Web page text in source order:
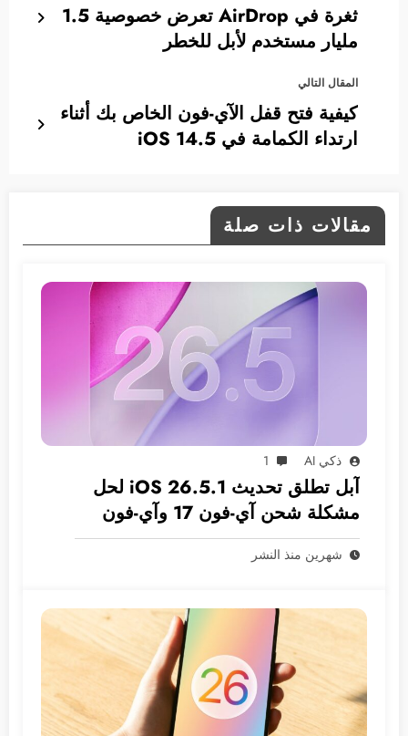
ثغرة في AirDrop تعرض خصوصية 1.5
مليار مستخدم لأبل للخطر
المقال التالي
كيفية فتح قفل الآي-فون الخاص بك أثناء
ارتداء الكمامة في iOS 14.5
مقالات ذات صلة
ذكي AI 1
آبل تطلق تحديث iOS 26.5.1 لحل
مشكلة شحن آي-فون 17 وآي-فون
Air
شهرين منذ النشر